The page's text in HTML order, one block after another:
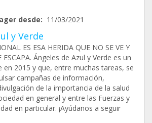
desde: 11/03/2021
y Verde
ES ESA HERIDA QUE NO SE VE Y
ESCAPA. Ángeles de Azul y Verde es un
en 2015 y que, entre muchas tareas, se
campañas de información,
de la importancia de la salud
en general y entre las Fuerzas y
en particular. ¡Ayúdanos a seguir